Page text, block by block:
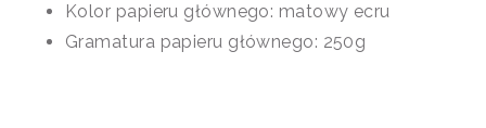
Kolor papieru głównego: matowy ecru
Gramatura papieru głównego: 250g